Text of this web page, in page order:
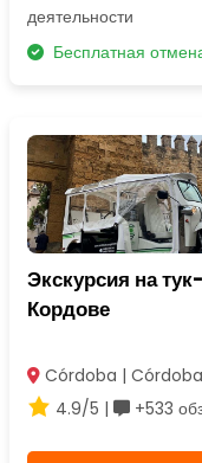
деятельности
Бесплатная
Экскурсия на
Кордове
Córdoba | Córdoba
4.9/5 |
+533